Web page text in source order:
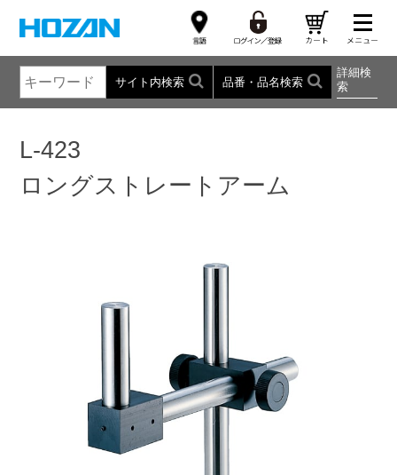
サイト内検索 品番・品名検索
詳細検
索
L-423
ロングストレートアーム